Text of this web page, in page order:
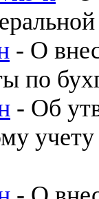
- О
по
- Об